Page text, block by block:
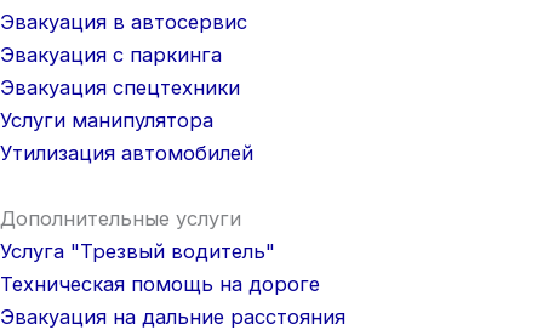
Эвакуация в автосервис
Эвакуация с паркинга
Эвакуация спецтехники
Услуги манипулятора
Утилизация автомобилей
Дополнительные услуги
Услуга "Трезвый водитель"
Техническая помощь на дороге
Эвакуация на дальние расстояния